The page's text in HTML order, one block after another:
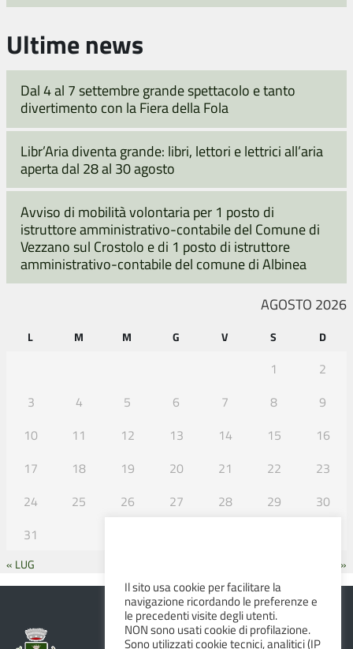
Ultime news
Dal 4 al 7 settembre grande spettacolo e tanto
divertimento con la Fiera della Fola
Libr’Aria diventa grande: libri, lettori e lettrici all’aria
aperta dal 28 al 30 agosto
Avviso di mobilità volontaria per 1 posto di
istruttore amministrativo-contabile del Comune di
Vezzano sul Crostolo e di 1 posto di istruttore
amministrativo-contabile del comune di Albinea
AGOSTO 2026
L M M G V S D
1
2
3
4 5 6 7 8
9
10
11 12 13 14 15
16
17
18 19 20 21 22
23
24
25 26 27 28 29
30
31
« LUG SET »
Il sito usa cookie per facilitare la
navigazione ricordando le preferenze e
le precedenti visite degli utenti.
NON sono usati cookie di profilazione.
Sono utilizzati cookie tecnici, analitici (IP